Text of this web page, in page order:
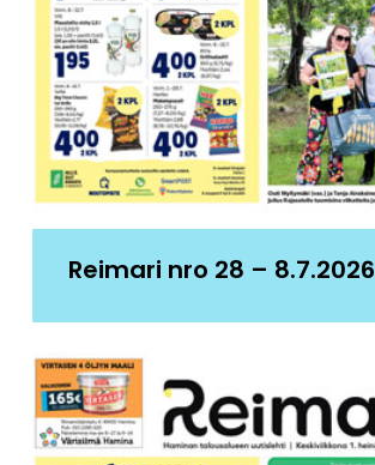
Reimari nro 28 – 8.7.2026